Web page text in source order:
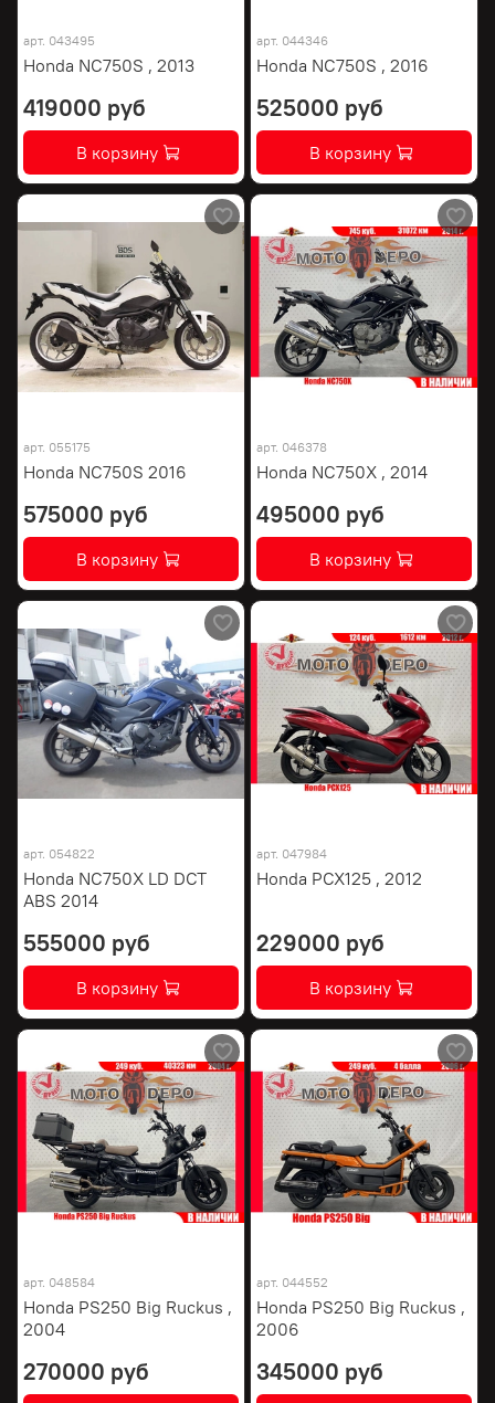
арт. 043495
Honda NC750S , 2013
419000 руб
В корзину
арт. 044346
Honda NC750S , 2016
525000 руб
В корзину
арт. 055175
Honda NC750S 2016
575000 руб
В корзину
арт. 046378
Honda NC750X , 2014
495000 руб
В корзину
арт. 054822
Honda NC750X LD DCT
ABS 2014
555000 руб
В корзину
арт. 047984
Honda PCX125 , 2012
229000 руб
В корзину
арт. 048584
Honda PS250 Big Ruckus ,
2004
270000 руб
арт. 044552
Honda PS250 Big Ruckus ,
2006
345000 руб